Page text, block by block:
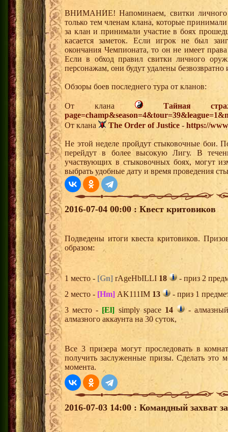
ВНИМАНИЕ! Напоминаем, свитки личного
только тем членам клана, которые
за клан и принимали участие в боях
касается заметок. Если игрок не был
окончания Чемпионата, то он не имеет
Если в обход правил свитки личного
персонажам, они будут удалены
Обзоры боев последнего тура от кланов:
От клана
Тайная
От клана
The Order of Justice - https://
Не этой неделе пройдут стыковочные бои.
перейдут в более высокую Лигу. В
участвующих в стыковочных боях, могут
выбрать удобные дату и время проведения
2016-07-04 00:00 : Квест критовиков
Подведены итоги квеста критовиков.
образом:
1 место - [Gn] rAgeHbILLI 18
- приз 2
2 место - [Hm] AK111IM 13
- приз 1
3 место - [El] simply space 14
-
алмазного аккаунта на 30 суток,
Все 3 призера могут проследовать в
получить заслуженные призы. Сделать это
момента.
2016-07-03 14:00 : Командный захват